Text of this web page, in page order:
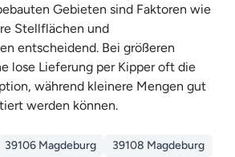
Gebieten sind Faktoren wie
Stellflächen und
entscheidend. Bei größeren
lose Lieferung per Kipper oft die
während kleinere Mengen gut
werden können.
39106 Magdeburg
39108 Magdeburg